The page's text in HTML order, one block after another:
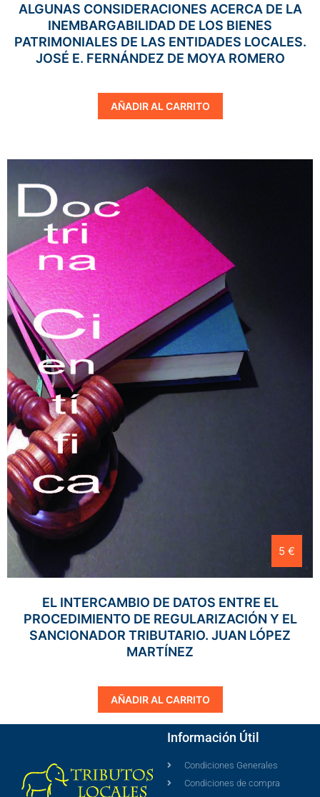
ALGUNAS CONSIDERACIONES ACERCA DE LA
INEMBARGABILIDAD DE LOS BIENES
PATRIMONIALES DE LAS ENTIDADES LOCALES.
JOSÉ E. FERNÁNDEZ DE MOYA ROMERO
AÑADIR AL CARRITO
5 €
EL INTERCAMBIO DE DATOS ENTRE EL
PROCEDIMIENTO DE REGULARIZACIÓN Y EL
SANCIONADOR TRIBUTARIO. JUAN LÓPEZ
MARTÍNEZ
AÑADIR AL CARRITO
Información Útil
Condiciones Generales
Condiciones de compra